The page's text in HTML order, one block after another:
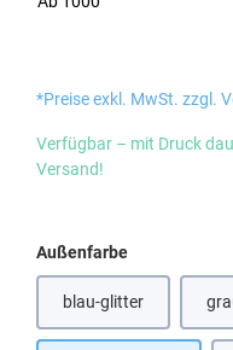
*Preise exkl. MwSt. zzgl.
Verfügbar – mit Druck
Versand!
Außenfarbeauswählen
blau-glitter
(Diese Option ist